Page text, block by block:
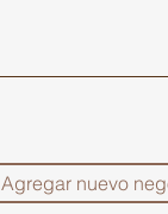
Agregar nuevo